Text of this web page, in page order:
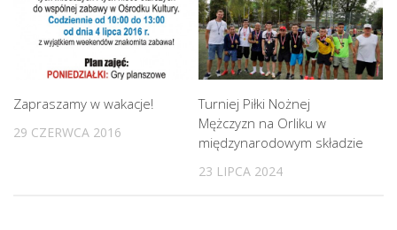
Zapraszamy w wakacje!
29 CZERWCA 2016
Turniej Piłki Nożnej
Mężczyzn na Orliku w
międzynarodowym składzie
23 LIPCA 2024